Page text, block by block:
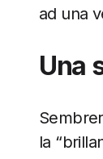
ad una
Una
la